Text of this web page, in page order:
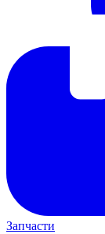
Запчасти